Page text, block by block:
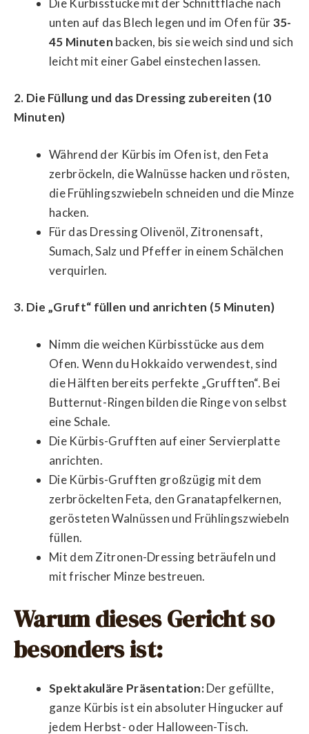
Die Kürbisstücke mit der Schnittfläche nach
unten auf das Blech legen und im Ofen für35-
45 Minuten backen, bis sie weich sind und sich
leicht mit einer Gabel einstechen lassen.
2. Die Füllung und das Dressing zubereiten (10
Minuten)
Während der Kürbis im Ofen ist, den Feta
zerbröckeln, die Walnüsse hacken und rösten,
die Frühlingszwiebeln schneiden und die Minze
hacken.
Für das Dressing Olivenöl, Zitronensaft,
Sumach, Salz und Pfeffer in einem Schälchen
verquirlen.
3. Die „Gruft“ füllen und anrichten (5 Minuten)
Nimm die weichen Kürbisstücke aus dem
Ofen. Wenn du Hokkaido verwendest, sind
die Hälften bereits perfekte „Grufften“. Bei
Butternut-Ringen bilden die Ringe von selbst
eine Schale.
Die Kürbis-Grufften auf einer Servierplatte
anrichten.
Die Kürbis-Grufften großzügig mit dem
zerbröckelten Feta, den Granatapfelkernen,
gerösteten Walnüssen und Frühlingszwiebeln
füllen.
Mit dem Zitronen-Dressing beträufeln und
mit frischer Minze bestreuen.
Warum dieses Gericht so
besonders ist:
Spektakuläre Präsentation:Der gefüllte,
ganze Kürbis ist ein absoluter Hingucker auf
jedem Herbst- oder Halloween-Tisch.